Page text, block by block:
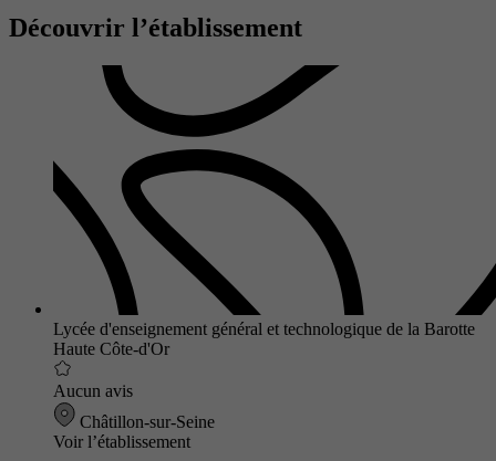
Découvrir l’établissement
Lycée d'enseignement général et technologique de la Barotte
Haute Côte-d'Or
Aucun avis
Châtillon-sur-Seine
Voir l’établissement